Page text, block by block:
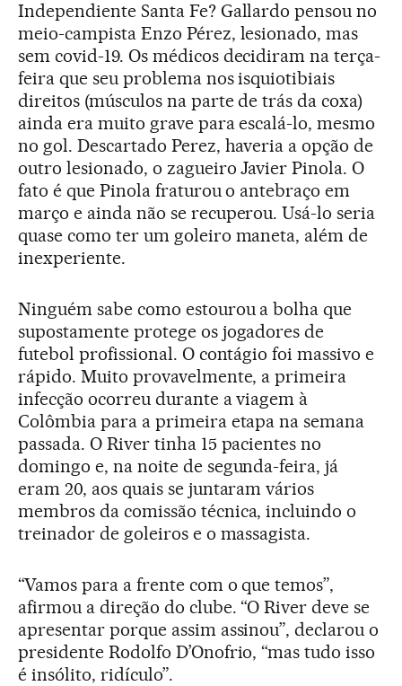
Independiente Santa Fe? Gallardo pensou no
meio-campista Enzo Pérez, lesionado, mas
sem covid-19. Os médicos decidiram na terça-
feira que seu problema nos isquiotibiais
direitos (músculos na parte de trás da coxa)
ainda era muito grave para escalá-lo, mesmo
no gol. Descartado Perez, haveria a opção de
outro lesionado, o zagueiro Javier Pinola. O
fato é que Pinola fraturou o antebraço em
março e ainda não se recuperou. Usá-lo seria
quase como ter um goleiro maneta, além de
inexperiente.
Ninguém sabe como estourou a bolha que
supostamente protege os jogadores de
futebol profissional. O contágio foi massivo e
rápido. Muito provavelmente, a primeira
infecção ocorreu durante a viagem à
Colômbia para a primeira etapa na semana
passada. O River tinha 15 pacientes no
domingo e, na noite de segunda-feira, já
eram 20, aos quais se juntaram vários
membros da comissão técnica, incluindo o
treinador de goleiros e o massagista.
“Vamos para a frente com o que temos”,
afirmou a direção do clube. “O River deve se
apresentar porque assim assinou”, declarou o
presidente Rodolfo D’Onofrio, “mas tudo isso
é insólito, ridículo”.